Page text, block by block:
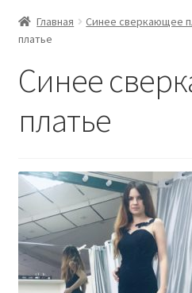
Главная Синее сверкающее
платье
Синее
платье